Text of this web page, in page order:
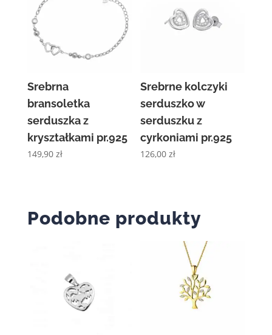
Srebrna
bransoletka
serduszka z
kryształkami pr.925
149,90 zł
Srebrne kolczyki
serduszko w
serduszku z
cyrkoniami pr.925
126,00zł
Podobne produkty